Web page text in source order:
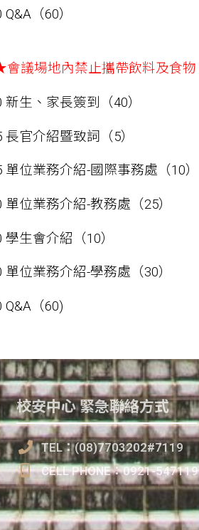
（60）
議場地內禁止攜帶飲料及食物
新生、家長簽到（40）
長官介紹暨致詞（5）
單位業務介紹-國際事務處（10）
單位業務介紹-教務處（25）
學生會介紹（10）
單位業務介紹-學務處（30）
Q&A（60)
校安中心 緊急聯絡方式
TEL：(08)7703202#7119
CELL PHONE：0921-547119